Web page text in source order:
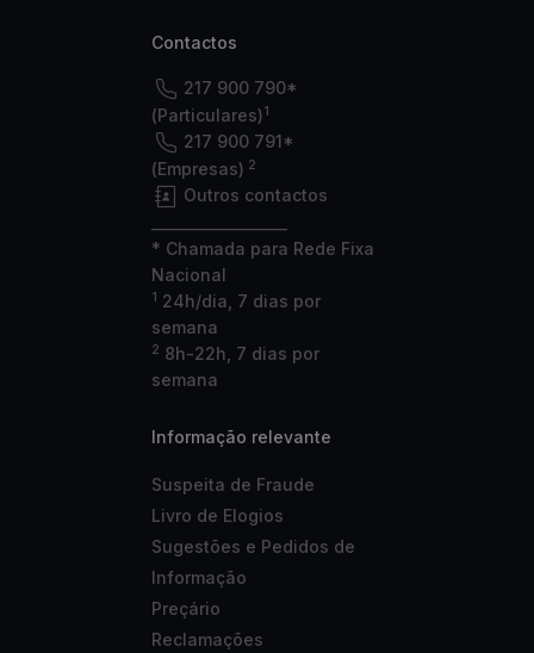
Contactos
217 900 790*
(Particulares)1
217 900 791*
(Empresas) 2
Outros contactos
* Chamada para Rede Fixa
Nacional
1 24h/dia, 7 dias por
semana
2 8h-22h, 7 dias por
semana
Informação relevante
Suspeita de Fraude
Livro de Elogios
Sugestões e Pedidos de
Informação
Preçário
Reclamações